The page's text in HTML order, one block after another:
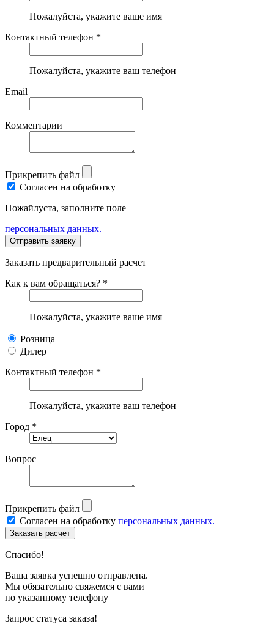
Пожалуйста, укажите ваше имя
Контактный телефон *
Пожалуйста, укажите ваш телефон
Email
Комментарии
Прикрепить файл
Согласен на обработку
Пожайлуста, заполните поле
персональных данных.
Заказать предварительный расчет
Как к вам обращаться? *
Пожалуйста, укажите ваше имя
Розница
Дилер
Контактный телефон *
Пожалуйста, укажите ваш телефон
Город *
Вопрос
Прикрепить файл
Согласен на обработку персональных данных.
Спасибо!
Ваша заявка успешно отправлена.
Мы обязательно свяжемся с вами
по указанному телефону
Запрос статуса заказа!